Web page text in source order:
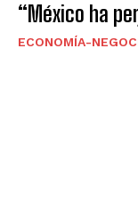
“México ha
ECONOMÍA-